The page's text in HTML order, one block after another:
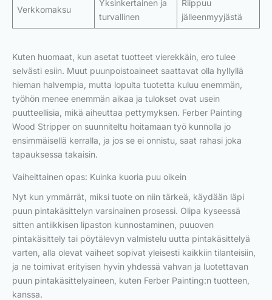
Verkkomaksu
Yksinkertainen ja
turvallinen
Riippuu
jälleenmyyjästä
Kuten huomaat, kun asetat tuotteet vierekkäin, ero tulee
selvästi esiin. Muut puunpoistoaineet saattavat olla hyllyllä
hieman halvempia, mutta lopulta tuotetta kuluu enemmän,
työhön menee enemmän aikaa ja tulokset ovat usein
puutteellisia, mikä aiheuttaa pettymyksen. Ferber Painting
Wood Stripper on suunniteltu hoitamaan työ kunnolla jo
ensimmäisellä kerralla, ja jos se ei onnistu, saat rahasi joka
tapauksessa takaisin.
Vaiheittainen opas: Kuinka kuoria puu oikein
Nyt kun ymmärrät, miksi tuote on niin tärkeä, käydään läpi
puun pintakäsittelyn varsinainen prosessi. Olipa kyseessä
sitten antiikkisen lipaston kunnostaminen, puuoven
pintakäsittely tai pöytälevyn valmistelu uutta pintakäsittelyä
varten, alla olevat vaiheet sopivat yleisesti kaikkiin tilanteisiin,
ja ne toimivat erityisen hyvin yhdessä vahvan ja luotettavan
puun pintakäsittelyaineen, kuten Ferber Painting:n tuotteen,
kanssa.